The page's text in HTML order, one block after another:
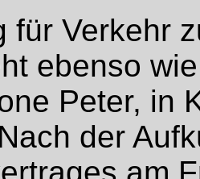
für Verkehr
ebenso
Peter, in
der